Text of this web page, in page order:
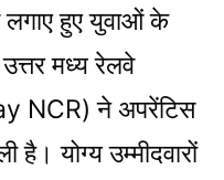
हुए युवाओं के
मध्य रेलवे
NCR) ने अपरेंटिस
है। योग्य उम्मीदवारों